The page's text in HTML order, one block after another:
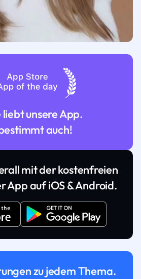
unsere App.
auch!
mit der kostenfreien
App auf iOS & Android.
zu jedem Thema.